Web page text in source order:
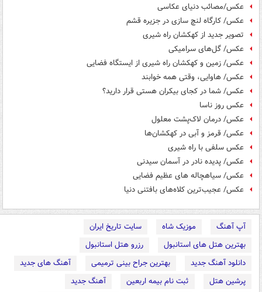
عکس/مصائب دنیای عکاسی
عکس/ کارگاه لنچ سازی در جزیره قشم
تصویر جدید از کهکشان راه شیری
عکس/ گل‌های سرامیکی
عکس/ زمین و کهکشان راه شیری از ایستگاه فضایی
عکس/ هاوایی، وقتی همه خوابند
عکس/ شما در کجای بیکران هستی قرار دارید؟
عکس روز ناسا
عکس/ درمان لاک‌پشت معلول
عکس/ قرمز و آبی در کهکشان‌ها
عکس سلفی با راه شیری
عکس/ پدیده نادر در آسمان سیدنی
عکس/ سیاهچاله های عظیم فضایی‎
عکس/ عجیب‌ترین کلاه‌های بافتنی دنیا
آپ آهنگ موزیک شاه
سایت تاریخ ایران
بهترین هتل های استانبول
رزرو هتل استانبول
دانلود آهنگ جدید
بهترین جراح بینی ترمیمی
آهنگ های جدید
پرشین هتل
ثبت نام بیمه اربعین
آهنگ جدید